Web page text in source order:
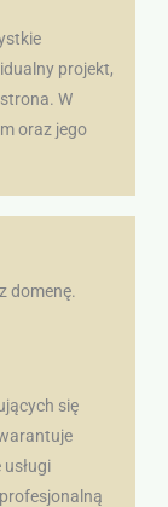
projekt,
W
oraz jego
domenę.
się